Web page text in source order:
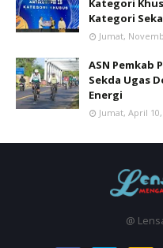
Kategori
Kategori
Jumat,
ASN Pemkab
Sekda Ugas
Energi
Jumat, April
@